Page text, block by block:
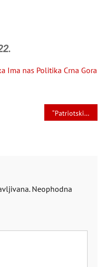
Ima nas Politika Crna Gora
“Patriotski” soundtrack
Neophodna